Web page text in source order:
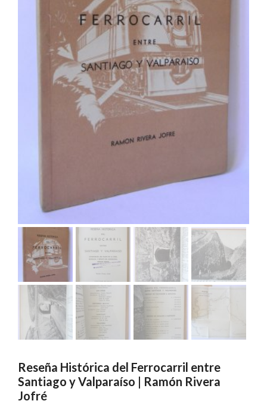
Reseña Histórica del Ferrocarril entre
Santiago y Valparaíso | Ramón Rivera
Jofré